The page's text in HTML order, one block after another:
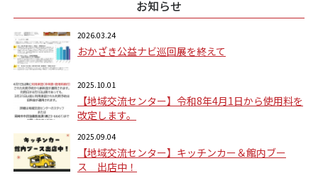
お知らせ
2026.03.24
おかざき公益ナビ巡回展を終えて
2025.10.01
【地域交流センター】令和8年4月1日から使用料を
改定します。
2025.09.04
【地域交流センター】キッチンカー＆館内ブー
ス 出店中！